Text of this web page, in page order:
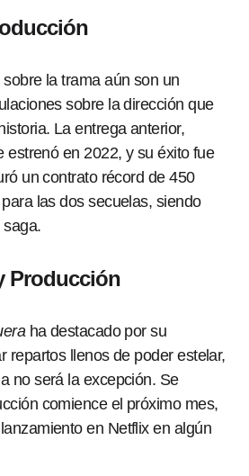
la trama aún son un
sobre la dirección que
La entrega anterior,
estrenó en 2022, y su éxito fue
un contrato récord de 450
las dos secuelas, siendo
saga.
Producción
ha destacado por su
repartos llenos de poder estelar,
no será la excepción. Se
comience el próximo mes,
en Netflix en algún